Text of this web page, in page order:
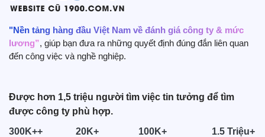
Tìm hiểu cách trở thànhQuản lý giáo dục, bạn cần có
những kỹ năng và trình độ học vấn nào để thành công
Quản lý giáo dục
Cần Thơ (854)
Lâm Đồng (758)
Phú Thọ (706)
Quảng Nam (633)
Thanh Hoá (584)
Hải Dương (570)
Nghệ An (557)
"Nền tảng hàng đầu Việt Nam về đánh giá công ty & mức
lương”, giúp bạn đưa ra những quyết định đúng đắn liên quan
đến công việc và nghề nghiệp.
Được hơn 1,5 triệu người tìm việc tin tưởng để tìm
được công ty phù hợp.
300K++
20K+ 100K+ 1.5 Triệu+